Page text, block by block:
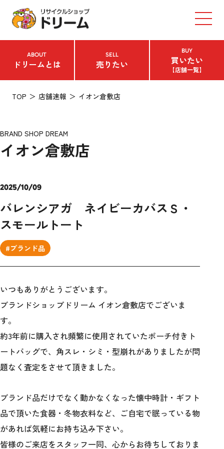
ABOUT
ドリームとは
SELL
売りたい
BUY
買いたい
【店舗一覧】
TOP 店舗速報 イオン倉敷店
BRAND SHOP DREAM
イオン倉敷店
2025/10/09
バレンシアガ ネイビーカバスＳ・
スモールトート
#ブランド品
いつもありがとうございます。
ブランドショップドリーム イオン倉敷店でございま
す。
約3年前に購入され頻繁に使用されていたポーチ付きト
ートバッグで、角スレ・シミ・型崩れがありましたが問
題なく査定をさせて頂きました。
ブランド品だけでなく動かなくなった懐中時計・ギフト
品で頂いた食器・冬物衣料など、ご自宅で眠っている物
があれば気軽にお持ち込み下さい。
皆様のご来店をスタッフ一同、心からお待ちしておりま